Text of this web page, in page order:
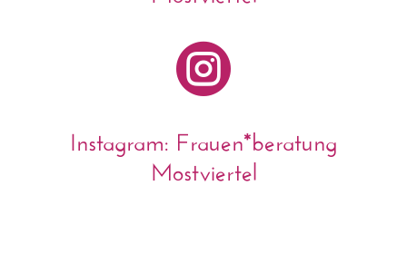

Instagram: Frauen*beratung
Mostviertel